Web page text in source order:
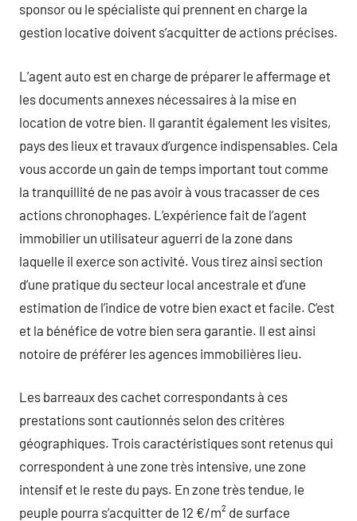
sponsor ou le spécialiste qui prennent en charge la
gestion locative doivent s’acquitter de actions précises.
L’agent auto est en charge de préparer le affermage et
les documents annexes nécessaires à la mise en
location de votre bien. Il garantit également les visites,
pays des lieux et travaux d’urgence indispensables. Cela
vous accorde un gain de temps important tout comme
la tranquillité de ne pas avoir à vous tracasser de ces
actions chronophages. L’expérience fait de l’agent
immobilier un utilisateur aguerri de la zone dans
laquelle il exerce son activité. Vous tirez ainsi section
d’une pratique du secteur local ancestrale et d’une
estimation de l’indice de votre bien exact et facile. C’est
et la bénéfice de votre bien sera garantie. Il est ainsi
notoire de préférer les agences immobilières lieu.
Les barreaux des cachet correspondants à ces
prestations sont cautionnés selon des critères
géographiques. Trois caractéristiques sont retenus qui
correspondent à une zone très intensive, une zone
intensif et le reste du pays. En zone très tendue, le
peuple pourra s’acquitter de 12 €/m² de surface